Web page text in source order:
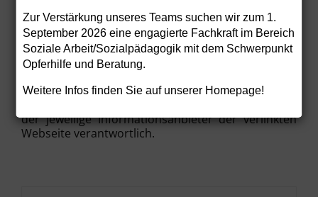
Haftungsbeschränkung für externe Links
Unsere Webseite enthält sog. "externe Links"
(Verknüpfungen zu Webseiten Dritter), auf deren
aus diesem Grund keine Gewähr übernehmen. Für
der jeweilige Informationsanbieter der verlinkten
Webseite verantwortlich.
Zur Verstärkung unseres Teams suchen wir zum 1.
September 2026 eine engagierte Fachkraft im Bereich
Soziale Arbeit/Sozialpädagogik mit dem Schwerpunkt
Opferhilfe und Beratung.
Weitere Infos finden Sie auf unserer Homepage!